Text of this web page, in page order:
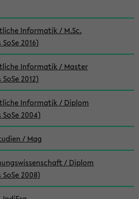
Informatik / M.Sc.
2016)
Informatik / Master
2012)
Informatik / Diplom
2004)
/ Mag
/ Diplom
2008)